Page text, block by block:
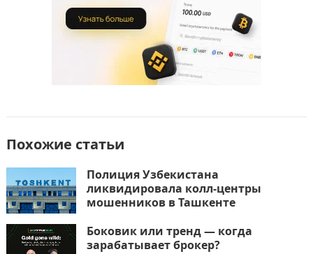
Похожие статьи
Полиция Узбекистана
ликвидировала колл-центры
мошенников в Ташкенте
Боковик или тренд — когда
зарабатывает брокер?